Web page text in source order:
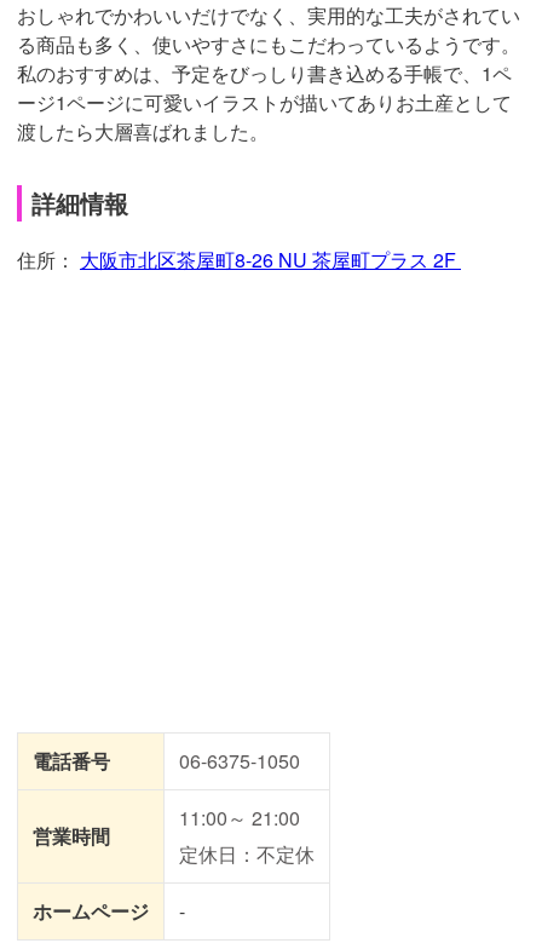
おしゃれでかわいいだけでなく、実用的な工夫がされてい
る商品も多く、使いやすさにもこだわっているようです。
私のおすすめは、予定をびっしり書き込める手帳で、1ペ
ージ1ページに可愛いイラストが描いてありお土産として
渡したら大層喜ばれました。
詳細情報
住所： 大阪市北区茶屋町8-26 NU 茶屋町プラス 2F
電話番号 06-6375-1050
営業時間
11:00～ 21:00
定休日：不定休
ホームページ -